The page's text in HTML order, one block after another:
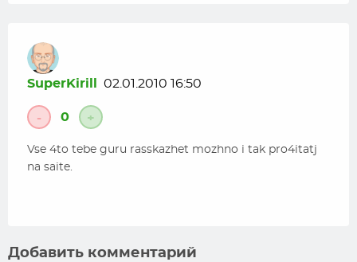
SuperKirill 02.01.2010 16:50
- 0 +
Vse 4to tebe guru rasskazhet mozhno i tak pro4itatj
na saite.
Добавить комментарий